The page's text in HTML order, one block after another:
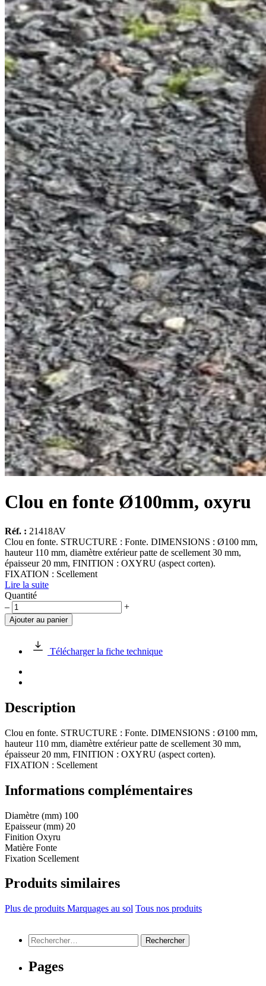
Clou en fonte Ø100mm, oxyru
Réf. : 21418AV
Clou en fonte. STRUCTURE : Fonte. DIMENSIONS : Ø100 mm,
hauteur 110 mm, diamètre extérieur patte de scellement 30 mm,
épaisseur 20 mm, FINITION : OXYRU (aspect corten).
FIXATION : Scellement
Lire la suite
Quantité
quantité
de
Clou
fonte
oxyru
– +
Ajouter au panier
Télécharger la fiche technique
Description
Clou en fonte. STRUCTURE : Fonte. DIMENSIONS : Ø100 mm,
hauteur 110 mm, diamètre extérieur patte de scellement 30 mm,
épaisseur 20 mm, FINITION : OXYRU (aspect corten).
FIXATION : Scellement
Informations complémentaires
Diamètre (mm) 100
Epaisseur (mm) 20
Finition Oxyru
Matière Fonte
Fixation Scellement
Produits similaires
Plus de produits Marquages au sol Tous nos produits
Rechercher :
Pages